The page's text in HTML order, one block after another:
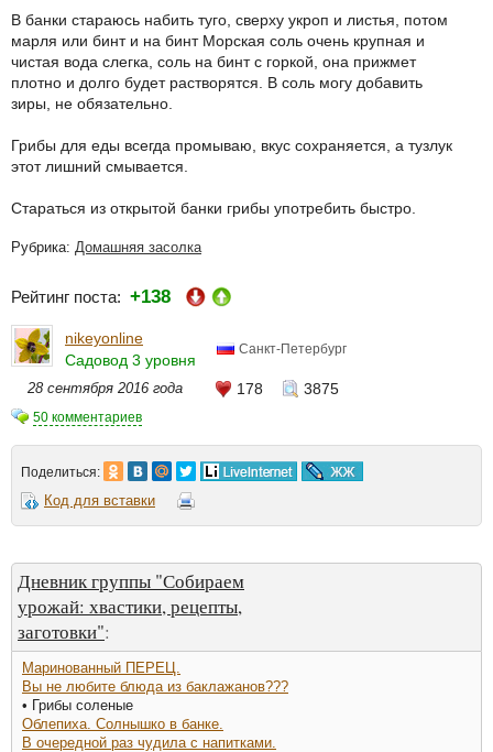
В банки стараюсь набить туго, сверху укроп и листья, потом
марля или бинт и на бинт Морская соль очень крупная и
чистая вода слегка, соль на бинт с горкой, она прижмет
плотно и долго будет растворятся. В соль могу добавить
зиры, не обязательно.
Грибы для еды всегда промываю, вкус сохраняется, а тузлук
этот лишний смывается.
Стараться из открытой банки грибы употребить быстро.
Рубрика: Домашняя засолка
Рейтинг поста: +138
nikeyonline
Садовод 3 уровня
Санкт-Петербург
28 сентября 2016 года 178 3875
50 комментариев
Поделиться:
Код для вставки
Дневник группы "Собираем
урожай: хвастики, рецепты,
заготовки":
Маринованный ПЕРЕЦ.
Вы не любите блюда из баклажанов???
• Грибы соленые
Облепиха. Солнышко в банке.
В очередной раз чудила с напитками.